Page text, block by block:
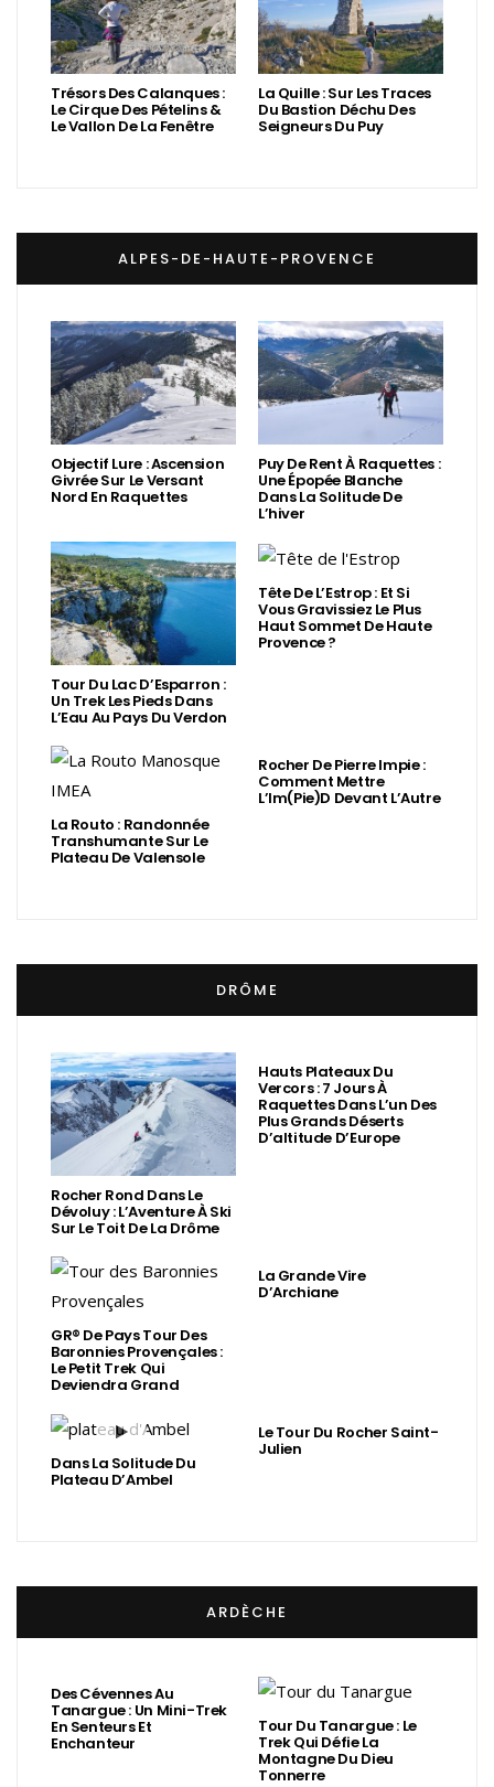
Trésors Des Calanques :
Le Cirque Des Pételins &
Le Vallon De La Fenêtre
La Quille : Sur Les Traces
Du Bastion Déchu Des
Seigneurs Du Puy
ALPES-DE-HAUTE-PROVENCE
Objectif Lure : Ascension
Givrée Sur Le Versant
Nord En Raquettes
Puy De Rent À Raquettes :
Une Épopée Blanche
Dans La Solitude De
L’hiver
Tour Du Lac D’Esparron :
Un Trek Les Pieds Dans
L’Eau Au Pays Du Verdon
Tête De L’Estrop : Et Si
Vous Gravissiez Le Plus
Haut Sommet De Haute
Provence ?
La Routo : Randonnée
Transhumante Sur Le
Plateau De Valensole
Rocher De Pierre Impie :
Comment Mettre
L’Im(Pie)d Devant L’Autre
DRÔME
Rocher Rond Dans Le
Dévoluy : L’Aventure À Ski
Sur Le Toit De La Drôme
Hauts Plateaux Du
Vercors : 7 Jours À
Raquettes Dans L’un Des
Plus Grands Déserts
D’altitude D’Europe
GR® De Pays Tour Des
Baronnies Provençales :
Le Petit Trek Qui
Deviendra Grand
La Grande Vire
D’Archiane
Dans La Solitude Du
Plateau D’Ambel
Le Tour Du Rocher Saint-
Julien
ARDÈCHE
Des Cévennes Au
Tanargue : Un Mini-Trek
En Senteurs Et
Enchanteur
Tour Du Tanargue : Le
Trek Qui Défie La
Montagne Du Dieu
Tonnerre